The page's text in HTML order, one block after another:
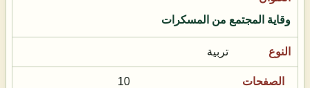
وقاية المجتمع من المسكرات
تربية
10